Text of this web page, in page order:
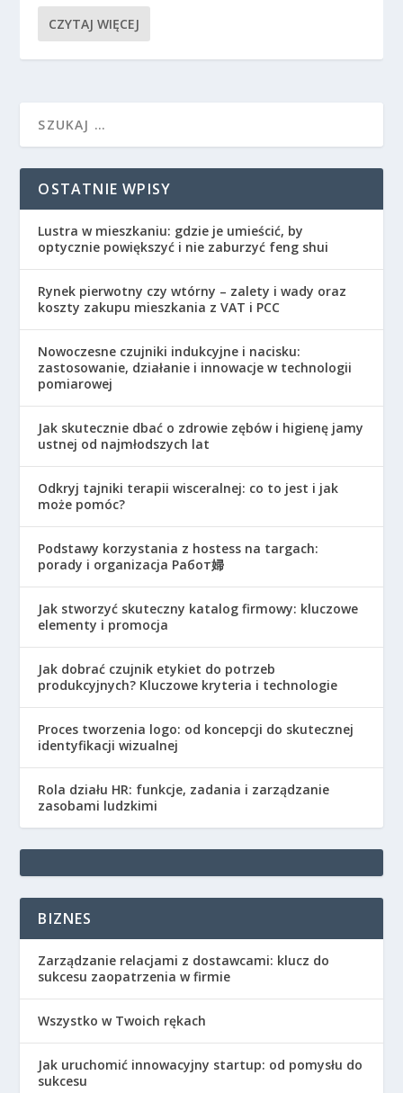
CZYTAJ WIĘCEJ
OSTATNIE WPISY
Lustra w mieszkaniu: gdzie je umieścić, by
optycznie powiększyć i nie zaburzyć feng shui
Rynek pierwotny czy wtórny – zalety i wady oraz
koszty zakupu mieszkania z VAT i PCC
Nowoczesne czujniki indukcyjne i nacisku:
zastosowanie, działanie i innowacje w technologii
pomiarowej
Jak skutecznie dbać o zdrowie zębów i higienę jamy
ustnej od najmłodszych lat
Odkryj tajniki terapii wisceralnej: co to jest i jak
może pomóc?
Podstawy korzystania z hostess na targach:
porady i organizacja Работ婦
Jak stworzyć skuteczny katalog firmowy: kluczowe
elementy i promocja
Jak dobrać czujnik etykiet do potrzeb
produkcyjnych? Kluczowe kryteria i technologie
Proces tworzenia logo: od koncepcji do skutecznej
identyfikacji wizualnej
Rola działu HR: funkcje, zadania i zarządzanie
zasobami ludzkimi
BIZNES
Zarządzanie relacjami z dostawcami: klucz do
sukcesu zaopatrzenia w firmie
Wszystko w Twoich rękach
Jak uruchomić innowacyjny startup: od pomysłu do
sukcesu